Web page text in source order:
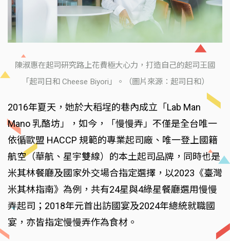
陳淑惠在起司研究路上花費極大心力，打造自己的起司王國
「起司日和 Cheese Biyori」。（圖片來源：起司日和）
2016年夏天，她於大稻埕的巷內成立「Lab Man
Mano 乳酪坊」，如今，「慢慢弄」不僅是全台唯一
依循歐盟 HACCP 規範的專業起司廠、唯一登上國籍
航空（華航、星宇雙線）的本土起司品牌，同時也是
米其林餐廳及國家外交場合指定選擇，以2023《臺灣
米其林指南》為例，共有24星與4綠星餐廳選用慢慢
弄起司；2018年元首出訪國宴及2024年總統就職國
宴，亦皆指定慢慢弄作為食材。